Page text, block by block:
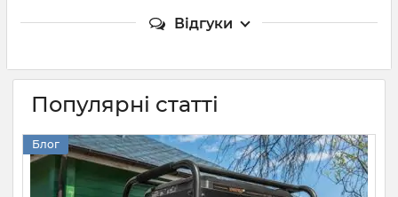
Відгуки
Популярні статті
Блог